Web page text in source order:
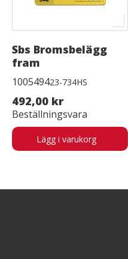
Sbs Bromsbelägg
fram
100549423-734HS
492,00 kr
Beställningsvara
Lägg i varukorg